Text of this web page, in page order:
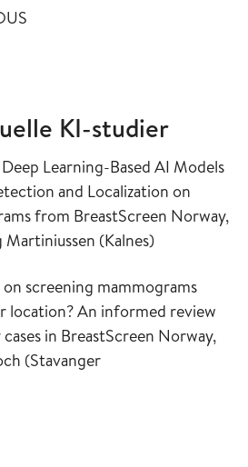
KI-studier
Learning-Based AI Models
and Localization on
from BreastScreen Norway,
(Kalnes)
screening mammograms
location? An informed review
in BreastScreen Norway,
(Stavanger